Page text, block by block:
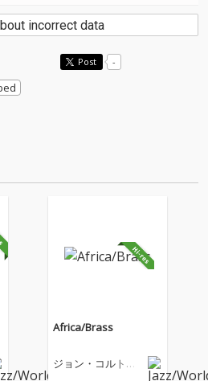
incorrect data
Post -
Africa/Brass
ジョン・コルトレ